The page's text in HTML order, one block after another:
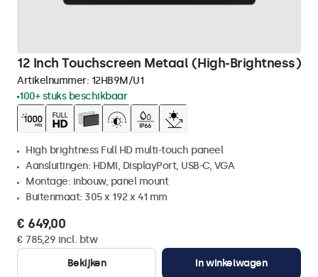
12 Inch Touchscreen Metaal (High-Brightness)
Artikelnummer: 12HB9M/U1
100+ stuks beschikbaar
High brightness Full HD multi-touch paneel
Aansluitingen: HDMI, DisplayPort, USB-C, VGA
Montage: inbouw, panel mount
Buitenmaat: 305 x 192 x 41 mm
€ 649,00
€ 785,29 incl. btw
Bekijken
In winkelwagen